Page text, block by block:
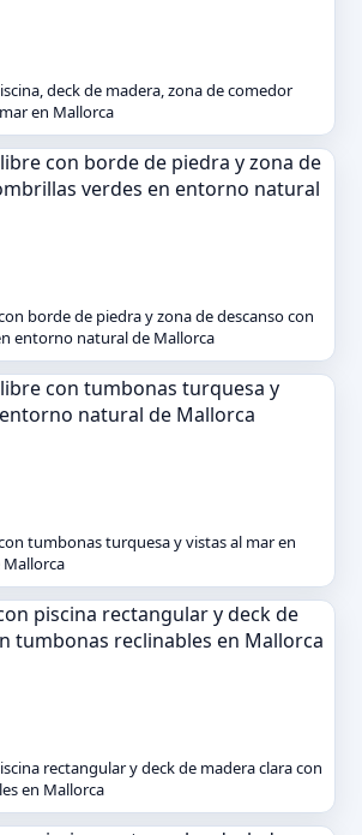
deck de madera, zona de comedor
en Mallorca
borde de piedra y zona de descanso con
entorno natural de Mallorca
tumbonas turquesa y vistas al mar en
rectangular y deck de madera clara con
en Mallorca